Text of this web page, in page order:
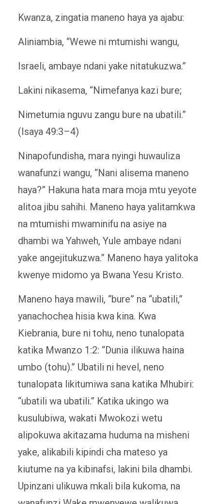
Kwanza, zingatia maneno haya ya ajabu:
Aliniambia, “Wewe ni mtumishi wangu,
Israeli, ambaye ndani yake nitatukuzwa.”
Lakini nikasema, “Nimefanya kazi bure;
Nimetumia nguvu zangu bure na ubatili.”
(Isaya 49:3–4)
Ninapofundisha, mara nyingi huwauliza
wanafunzi wangu, “Nani alisema maneno
haya?” Hakuna hata mara moja mtu yeyote
alitoa jibu sahihi. Maneno haya yalitamkwa
na mtumishi mwaminifu na asiye na
dhambi wa Yahweh, Yule ambaye ndani
yake angejitukuzwa.” Maneno haya yalitoka
kwenye midomo ya Bwana Yesu Kristo.
Maneno haya mawili, “bure” na “ubatili,”
yanachochea hisia kwa kina. Kwa
Kiebrania, bure ni tohu, neno tunalopata
katika Mwanzo 1:2: “Dunia ilikuwa haina
umbo (tohu).” Ubatili ni hevel, neno
tunalopata likitumiwa sana katika Mhubiri:
“ubatili wa ubatili.” Katika ukingo wa
kusulubiwa, wakati Mwokozi wetu
alipokuwa akitazama huduma na misheni
yake, alikabili kipindi cha mateso ya
kiutume na ya kibinafsi, lakini bila dhambi.
Upinzani ulikuwa mkali bila kukoma, na